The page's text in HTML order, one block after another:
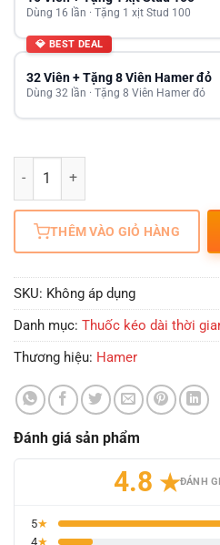
Dùng 16 lần · Tặng 1 xịt Stud 100
💎 BEST DEAL
32 Viên + Tặng 8 Viên Hamer đỏ
Dùng 32 lần · Tặng 8 Viên Hamer đỏ
THÊM VÀO GIỎ HÀNG
SKU: Không áp dụng
Danh mục: Thuốc kéo dài thời
Thương hiệu: Hamer
Đánh giá sản phẩm
4.8 ★ĐÁNH
5★
4★